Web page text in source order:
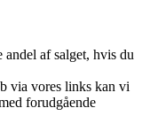
af salget, hvis du
via vores links kan vi
forudgående